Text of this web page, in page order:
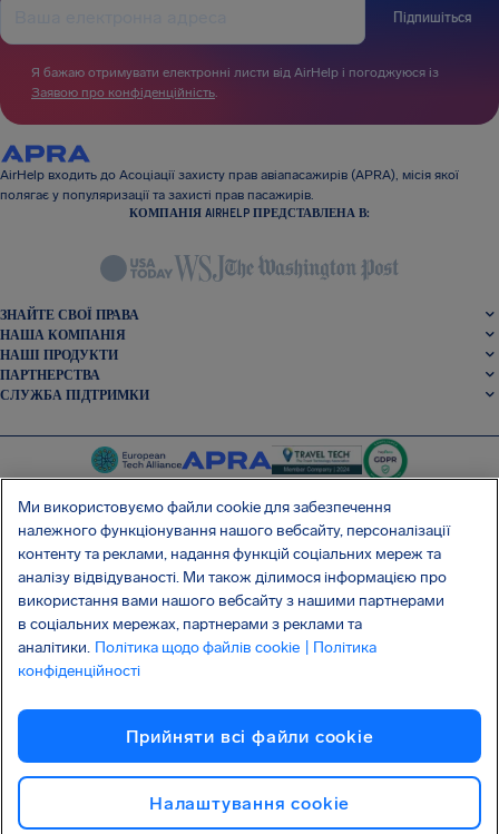
Підпишіться
Я бажаю отримувати електронні листи від AirHelp і погоджуюся із
Заявою про конфіденційність.
AirHelp входить до Асоціації захисту прав авіапасажирів (APRA), місія якої
полягає у популяризації та захисті прав пасажирів.
КОМПАНІЯ AIRHELP ПРЕДСТАВЛЕНА В:
ЗНАЙТЕ СВОЇ ПРАВА
НАША КОМПАНІЯ
НАШІ ПРОДУКТИ
ПАРТНЕРСТВА
СЛУЖБА ПІДТРИМКИ
SocialFacebook
SocialTwitter
SocialInstagram
SocialLinkedin
ОТРИМАЙТЕ НАШ БЕЗКОШТОВНИЙ ДОДАТОК
Політика конфіденційності
Файли cookie
Атака на ланцюг постачання Shai-Hulud
Авторське право © 2026 AirHelp
Ми використовуємо файли cookie для забезпечення
належного функціонування нашого вебсайту, персоналізації
контенту та реклами, надання функцій соціальних мереж та
аналізу відвідуваності. Ми також ділимося інформацією про
використання вами нашого вебсайту з нашими партнерами
в соціальних мережах, партнерами з реклами та
аналітики. Політика щодо файлів cookie
| Політика
конфіденційності
Прийняти всі файли сookie
Налаштування cookie